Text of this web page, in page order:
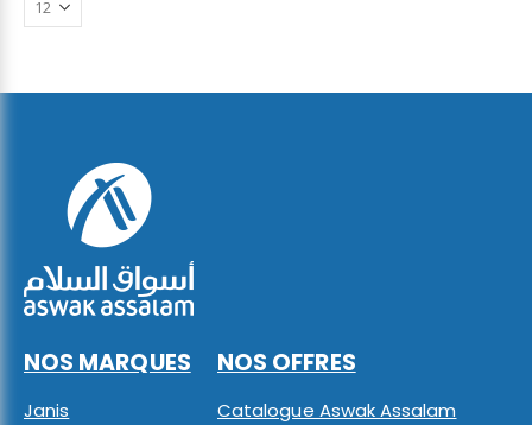
NOS MARQUES
Janis
NOS OFFRES
Catalogue Aswak Assalam